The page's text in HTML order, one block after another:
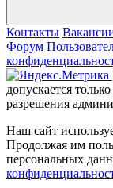
Контакты
Форум
допускается только
разрешения
Наш сайт
Продолжая им
персональных